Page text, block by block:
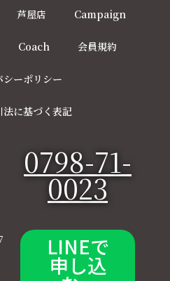
芦屋店 Campaign
Coach 会員規約
シーポリシー
に基づく表記
0798-71-
0023
LINEで
申し込